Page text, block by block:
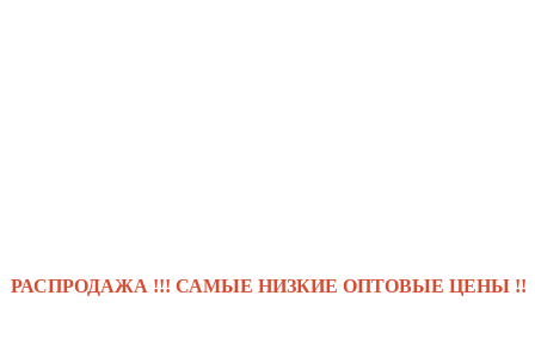
!!! САМЫЕ НИЗКИЕ ОПТОВЫЕ ЦЕНЫ !!! .